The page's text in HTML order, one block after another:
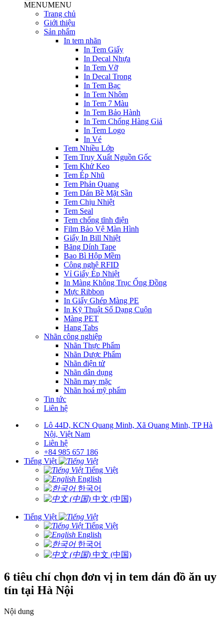
MENUMENU
Trang chủ
Giới thiệu
Sản phẩm
In tem nhãn
In Tem Giấy
In Decal Nhựa
In Tem Vỡ
In Decal Trong
In Tem Bạc
In Tem Nhôm
In Tem 7 Màu
In Tem Bảo Hành
In Tem Chống Hàng Giả
In Tem Logo
In Vé
Tem Nhiều Lớp
Tem Truy Xuất Nguồn Gốc
Tem Khử Keo
Tem Ép Nhũ
Tem Phản Quang
Tem Dán Bề Mặt Sần
Tem Chịu Nhiệt
Tem Seal
Tem chống tĩnh điện
Film Bảo Vệ Màn Hình
Giấy In Bill Nhiệt
Băng Dính Tape
Bao Bì Hộp Mềm
Công nghệ RFID
Vỉ Giấy Ép Nhiệt
In Màng Không Trục Ống Đồng
Mực Ribbon
In Giấy Ghép Màng PE
In Kỹ Thuật Số Dạng Cuộn
Màng PET
Hang Tabs
Nhãn công nghiệp
Nhãn Thực Phẩm
Nhãn Dược Phẩm
Nhãn điện tử
Nhãn dân dụng
Nhãn may mặc
Nhãn hoá mỹ phẩm
Tin tức
Liên hệ
Lô 44D, KCN Quang Minh, Xã Quang Minh, TP Hà
Nội, Việt Nam
Liên hệ
+84 985 657 186
Tiếng Việt
Tiếng Việt
English
한국어
中文 (中国)
Tiếng Việt
Tiếng Việt
English
한국어
中文 (中国)
6 tiêu chí chọn đơn vị in tem dán đồ ăn uy
tín tại Hà Nội
Nội dung